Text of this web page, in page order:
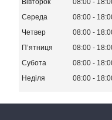
Вівторок 08:00
Середа
08:00
Четвер
08:00
Пʼятниця
08:00
Субота
08:00
Неділя
08:00